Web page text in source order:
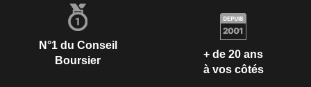
N°1 du Conseil
Boursier
+ de 20 ans
à vos côtés